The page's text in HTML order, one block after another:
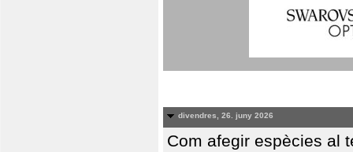
divendres, 26. juny 2026
Com afegir espècies al